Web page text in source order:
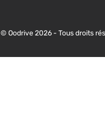
© Oodrive 2026 - Tous droits